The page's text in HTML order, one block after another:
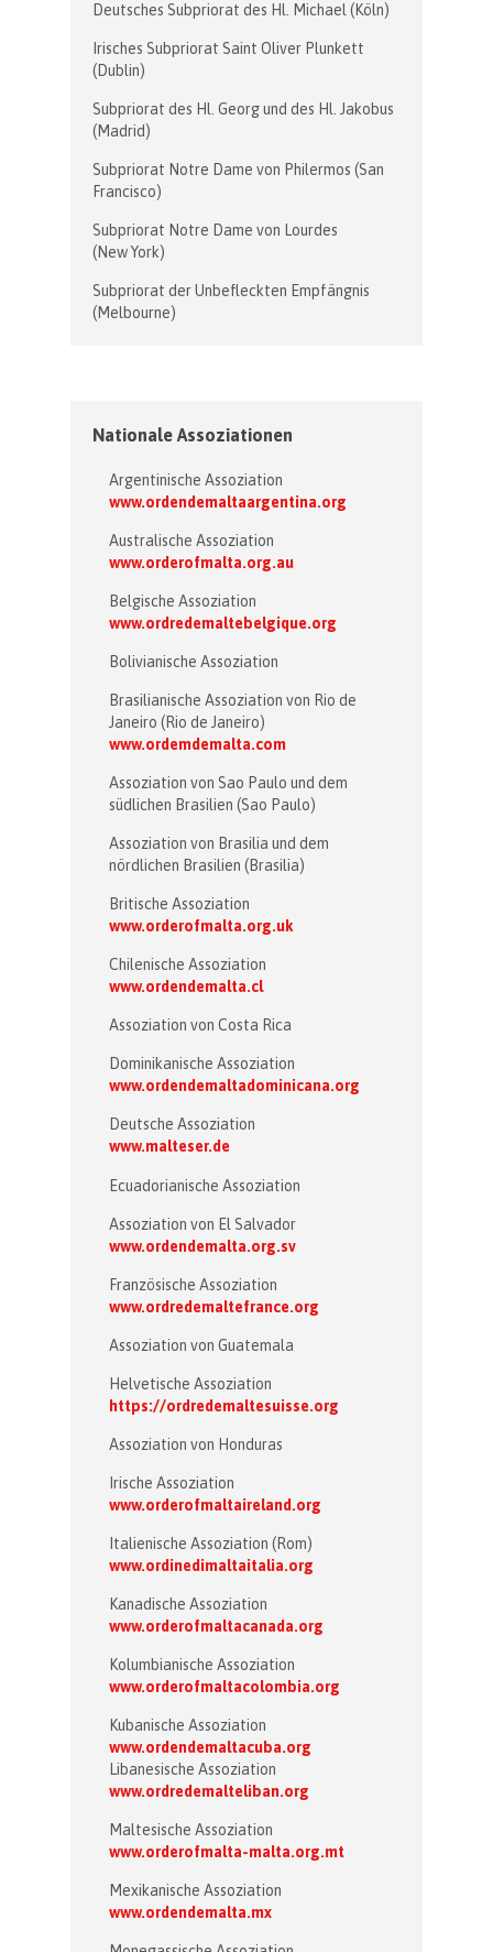
Deutsches Subpriorat des Hl. Michael (Köln)
Irisches Subpriorat Saint Oliver Plunkett
(Dublin)
Subpriorat des Hl. Georg und des Hl. Jakobus
(Madrid)
Subpriorat Notre Dame von Philermos (San
Francisco)
Subpriorat Notre Dame von Lourdes
(New York)
Subpriorat der Unbefleckten Empfängnis
(Melbourne)
Nationale Assoziationen
Argentinische Assoziation
www.ordendemaltaargentina.org
Australische Assoziation
www.orderofmalta.org.au
Belgische Assoziation
www.ordredemaltebelgique.org
Bolivianische Assoziation
Brasilianische Assoziation von Rio de
Janeiro (Rio de Janeiro)
www.ordemdemalta.com
Assoziation von Sao Paulo und dem
südlichen Brasilien (Sao Paulo)
Assoziation von Brasilia und dem
nördlichen Brasilien (Brasilia)
Britische Assoziation
www.orderofmalta.org.uk
Chilenische Assoziation
www.ordendemalta.cl
Assoziation von Costa Rica
Dominikanische Assoziation
www.ordendemaltadominicana.org
Deutsche Assoziation
www.malteser.de
Ecuadorianische Assoziation
Assoziation von El Salvador
www.ordendemalta.org.sv
Französische Assoziation
www.ordredemaltefrance.org
Assoziation von Guatemala
Helvetische Assoziation
https://ordredemaltesuisse.org
Assoziation von Honduras
Irische Assoziation
www.orderofmaltaireland.org
Italienische Assoziation (Rom)
www.ordinedimaltaitalia.org
Kanadische Assoziation
www.orderofmaltacanada.org
Kolumbianische Assoziation
www.orderofmaltacolombia.org
Kubanische Assoziation
www.ordendemaltacuba.org
Libanesische Assoziation
www.ordredemalteliban.org
Maltesische Assoziation
www.orderofmalta-malta.org.mt
Mexikanische Assoziation
www.ordendemalta.mx